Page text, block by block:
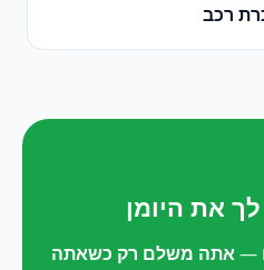
רכב
את היומן
אתה משלם רק כשאתה